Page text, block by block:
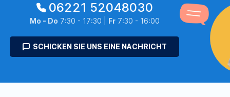
06221 52048030
Mo - Do 7:30 - 17:30 | Fr7:30 - 16:00
SCHICKEN SIE UNS EINE NACHRICHT